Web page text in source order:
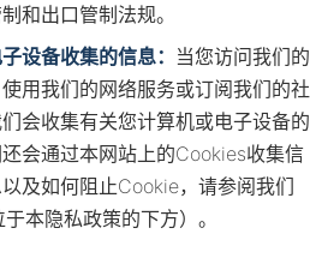
和出口管制法规。
设备收集的信息： 当您访问我们的
用我们的网络服务或订阅我们的社
会收集有关您计算机或电子设备的
会通过本网站上的Cookies收集信
及如何阻止Cookie，请参阅我们
本隐私政策的下方）。